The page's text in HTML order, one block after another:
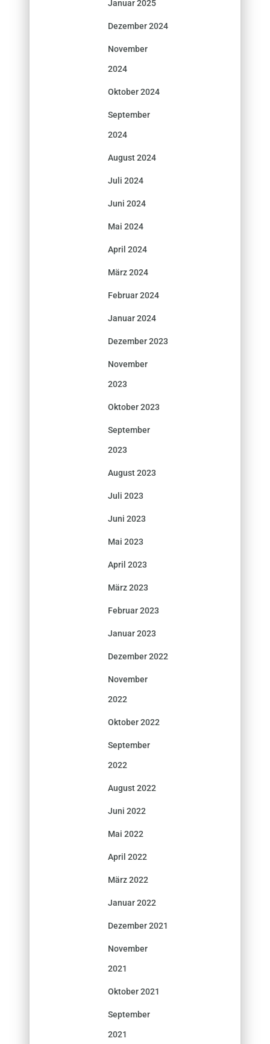
Januar 2025
Dezember 2024
November
2024
Oktober 2024
September
2024
August 2024
Juli 2024
Juni 2024
Mai 2024
April 2024
März 2024
Februar 2024
Januar 2024
Dezember 2023
November
2023
Oktober 2023
September
2023
August 2023
Juli 2023
Juni 2023
Mai 2023
April 2023
März 2023
Februar 2023
Januar 2023
Dezember 2022
November
2022
Oktober 2022
September
2022
August 2022
Juni 2022
Mai 2022
April 2022
März 2022
Januar 2022
Dezember 2021
November
2021
Oktober 2021
September
2021